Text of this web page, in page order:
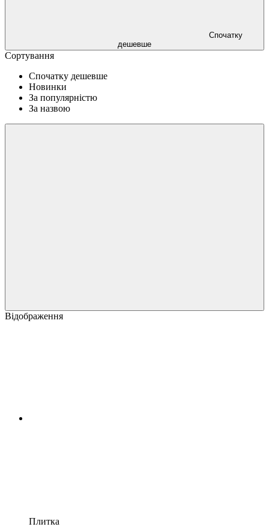
Спочатку
дешевше
Сортування
Спочатку дешевше
Новинки
За популярністю
За назвою
Відображення
Плитка